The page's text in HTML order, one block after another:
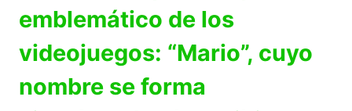
emblemático de los
videojuegos: “Mario”, cuyo
nombre se forma